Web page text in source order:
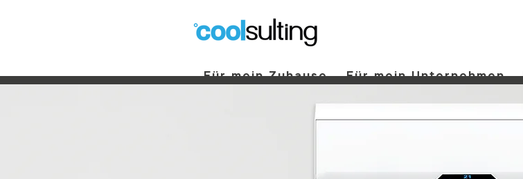
Für mein Zuhause Für mein Unternehmen